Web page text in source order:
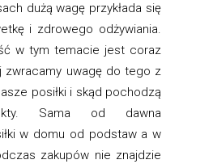
dużą wagę przykłada się
i zdrowego odżywiania.
w tym temacie jest coraz
zwracamy uwagę do tego z
posiłki i skąd pochodzą
Sama od dawna
w domu od podstaw a w
zakupów nie znajdzie